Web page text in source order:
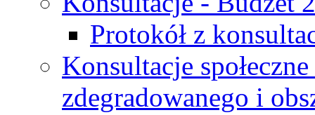
Protokół z
Konsultacje
zdegradowanego i